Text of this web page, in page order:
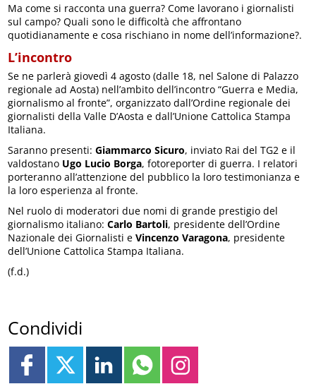
Ma come si racconta una guerra? Come lavorano i giornalisti
sul campo? Quali sono le difficoltà che affrontano
quotidianamente e cosa rischiano in nome dell’informazione?.
L’incontro
Se ne parlerà giovedì 4 agosto (dalle 18, nel Salone di Palazzo
regionale ad Aosta) nell’ambito dell’incontro “Guerra e Media,
giornalismo al fronte”, organizzato dall’Ordine regionale dei
giornalisti della Valle D’Aosta e dall’Unione Cattolica Stampa
Italiana.
Saranno presenti: Giammarco Sicuro, inviato Rai del TG2 e il
valdostano Ugo Lucio Borga, fotoreporter di guerra. I relatori
porteranno all’attenzione del pubblico la loro testimonianza e
la loro esperienza al fronte.
Nel ruolo di moderatori due nomi di grande prestigio del
giornalismo italiano:Carlo Bartoli, presidente dell’Ordine
Nazionale dei Giornalisti eVincenzo Varagona, presidente
dell’Unione Cattolica Stampa Italiana.
(f.d.)
Condividi